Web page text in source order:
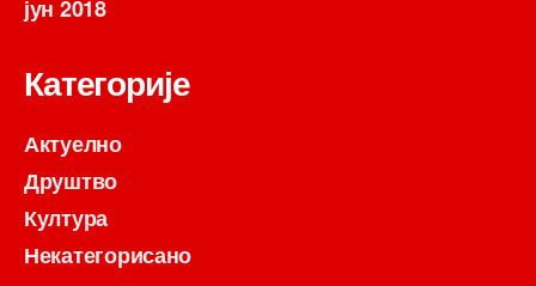
јун 2018
Категорије
Актуелно
Друштво
Култура
Некатегорисано